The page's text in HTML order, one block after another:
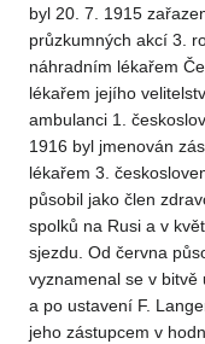
byl 20. 7. 1915
průzkumných akcí 3.
náhradním lékařem
lékařem jejího
ambulanci 1.
1916 byl jmenován
lékařem 3.
působil jako člen
spolků na Rusi a v
sjezdu. Od června
vyznamenal se v bitvě
a po ustavení F.
jeho zástupcem v